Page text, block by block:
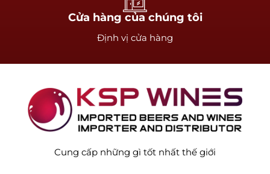
Cửa hàng của chúng tôi
Định vị cửa hàng
Cung cấp những gì tốt nhất thế giới